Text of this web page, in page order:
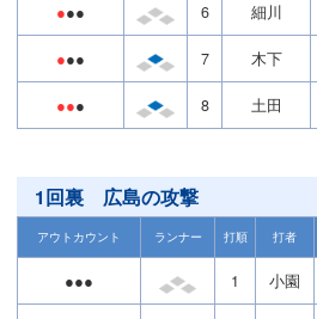
●●● 6 細川
●●● 7 木下
●●● 8 土田
1回裏 広島の攻撃
アウトカウント ランナー 打順 打者
●●● 1 小園